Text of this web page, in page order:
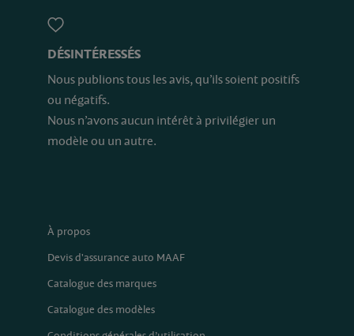
DÉSINTÉRESSÉS
Nous publions tous les avis, qu’ils soient positifs
ou négatifs.
Nous n’avons aucun intérêt à privilégier un
modèle ou un autre.
À propos
Devis d'assurance auto MAAF
Catalogue des marques
Catalogue des modèles